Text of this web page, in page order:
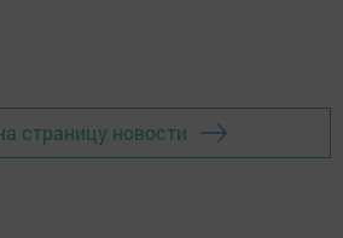
страницу новости